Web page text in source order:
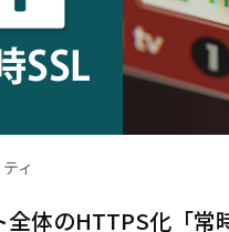
ィ
全体のHTTPS化「常